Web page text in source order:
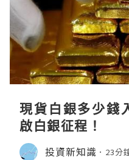
現貨白銀多少錢
啟白銀征程！
投資新知識 23分